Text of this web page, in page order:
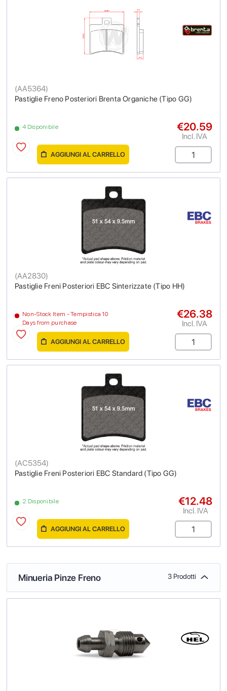
Pastiglie Freno Posteriori Brenta Organiche (Tipo GG)
(AA5364)
4 Disponibile €20.59
Incl. IVA
AGGIUNGI AL CARRELLO
Pastiglie Freni Posteriori EBC Sinterizzate (Tipo HH)
(AA2830)
Non-Stock Item - Tempistica 10
Days from purchase
€26.38
Incl. IVA
AGGIUNGI AL CARRELLO
Pastiglie Freni Posteriori EBC Standard (Tipo GG)
(AC5354)
2 Disponibile €12.48
Incl. IVA
AGGIUNGI AL CARRELLO
Minueria Pinze Freno 3 Prodotti